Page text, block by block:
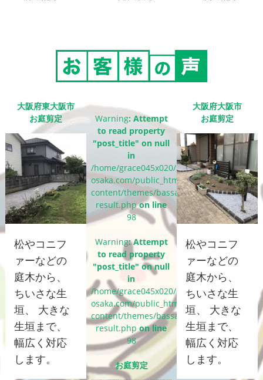
大阪府東大阪市
お庭剪定
松やコニフ
ァーなどの
庭木から、
ちいさな生
垣、 大きな
生垣まで、
幅広く対応
します。
Warning: Attempt
to read property
"post_title" on null
in
/home/grace045x020/bassaigroup-
osaka.com/public_html/wp-
content/themes/bassai_cms/single-
result.phpon line
98
Warning: Attempt
to read property
"post_title" on null
in
/home/grace045x020/bassaigroup-
osaka.com/public_html/wp-
content/themes/bassai_cms/single-
result.php on line
98
お庭剪定
大阪府大阪市
お庭剪定
松やコニフ
ァーなどの
庭木から、
ちいさな生
垣、 大きな
生垣まで、
幅広く対応
します。